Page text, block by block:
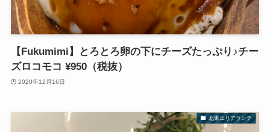
【Fukumimi】とろとろ卵の下にチーズたっぷり♪チー
ズロコモコ ¥950（税抜）
2020年12月16日
北東エリアランチ